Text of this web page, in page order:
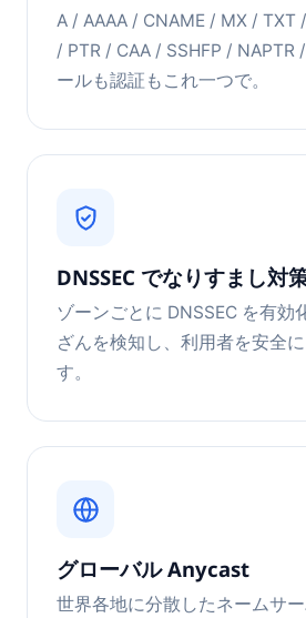
A / AAAA / CNAME / MX / TXT
/ PTR / CAA / SSHFP / NAPTR
ールも認証もこれ一つで。
DNSSEC でなりすまし対
ゾーンごとに DNSSEC を有効
ざんを検知し、利用者を安全
す。
グローバル Anycast
世界各地に分散したネームサー